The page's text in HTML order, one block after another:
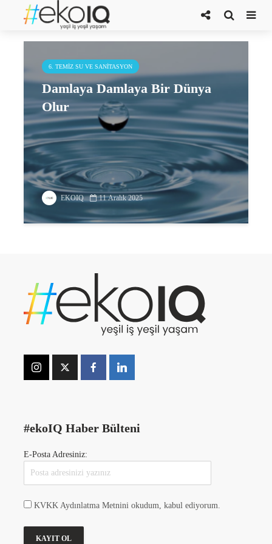
Bir Damla Bir Dünya Projesi
6. TEMIZ SU VE SANITASYON
Damlaya Damlaya Bir Dünya
Olur
EKOIQ 11 Aralık 2025
#ekoIQ Haber Bülteni
E-Posta Adresiniz:
KVKK Aydınlatma Metnini okudum, kabul ediyorum.